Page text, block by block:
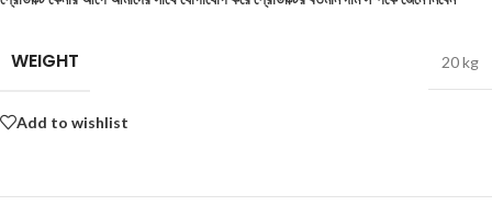
WEIGHT 20 kg
Add to wishlist